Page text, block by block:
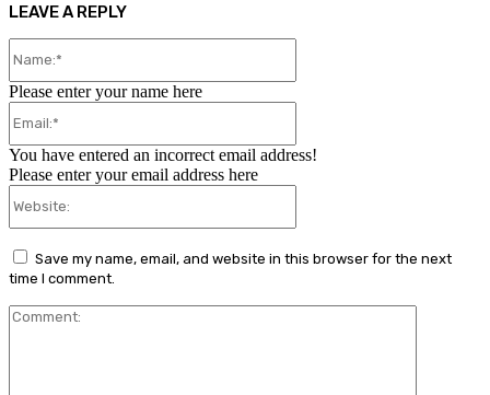
LEAVE A REPLY
Please enter your name here
You have entered an incorrect email address!
Please enter your email address here
Save my name, email, and website in this browser for the next
time I comment.